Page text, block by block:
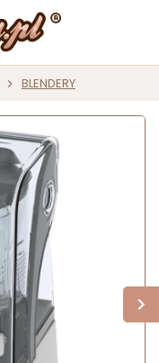
BLENDERY